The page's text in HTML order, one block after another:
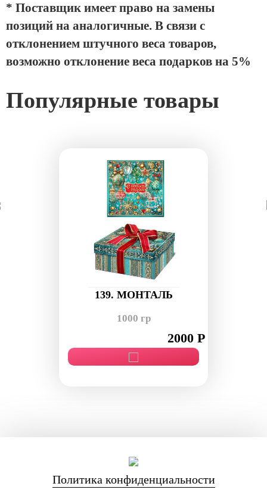
* Поставщик имеет право на замены
позиций на аналогичные. В связи с
отклонением штучного веса товаров,
возможно отклонение веса подарков на 5%
Популярные товары
139. МОНТАЛЬ
1000 гр
2000 Р
Политика конфиденциальности